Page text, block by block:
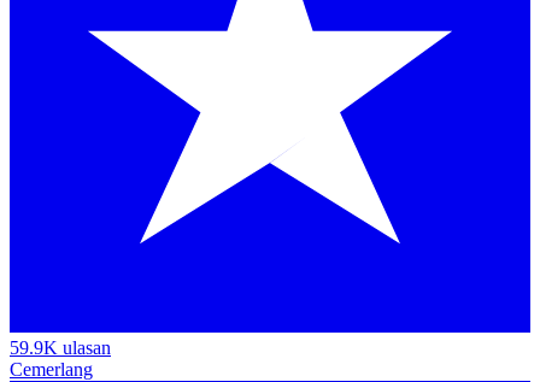
59.9K ulasan
Cemerlang